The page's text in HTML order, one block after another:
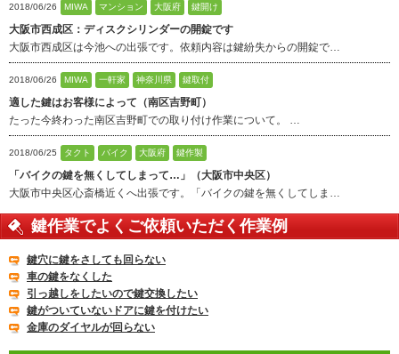
2018/06/26 MIWA マンション 大阪府 鍵開け
大阪市西成区：ディスクシリンダーの開錠です
大阪市西成区は今池への出張です。依頼内容は鍵紛失からの開錠で…
2018/06/26 MIWA 一軒家 神奈川県 鍵取付
適した鍵はお客様によって（南区吉野町）
たった今終わった南区吉野町での取り付け作業について。 …
2018/06/25 タクト バイク 大阪府 鍵作製
「バイクの鍵を無くしてしまって…」（大阪市中央区）
大阪市中央区心斎橋近くへ出張です。「バイクの鍵を無くしてしま…
鍵作業でよくご依頼いただく作業例
鍵穴に鍵をさしても回らない
車の鍵をなくした
引っ越しをしたいので鍵交換したい
鍵がついていないドアに鍵を付けたい
金庫のダイヤルが回らない